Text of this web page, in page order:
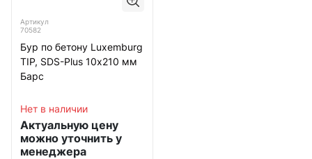
Артикул
70582
Бур по бетону Luxemburg
TIP, SDS-Plus 10х210 мм
Барс
Нет в наличии
Актуальную цену
можно уточнить у
менеджера